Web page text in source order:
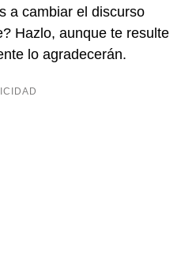
a cambiar el discurso
Hazlo, aunque te resulte
lo agradecerán.